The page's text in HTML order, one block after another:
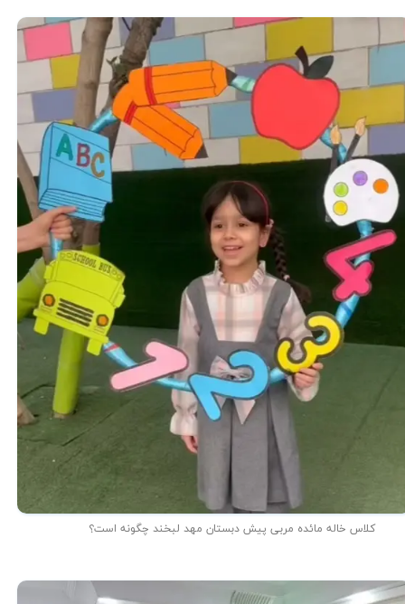
کلاس خاله مائده مربی پیش دبستان مهد لبخند چگونه است؟